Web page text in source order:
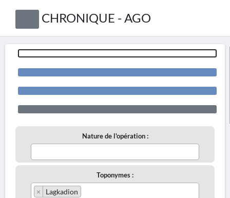
CHRONIQUE - AGO
Nature de l'opération :
Toponymes :
× Lagkadion